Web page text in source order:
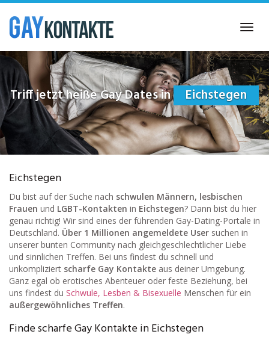
Skip
main
content
Triff jetzt heiße Gay Dates in Eichstegen
Eichstegen
Du bist auf der Suche nach schwulen Männern, lesbischen
Frauen und LGBT-Kontakten in Eichstegen? Dann bist du hier
genau richtig! Wir sind eines der führenden Gay-Dating-Portale in
Deutschland. Über 1 Millionen angemeldete User suchen in
unserer bunten Community nach gleichgeschlechtlicher Liebe
und sinnlichen Treffen. Bei uns findest du schnell und
unkompliziert scharfe Gay Kontakte aus deiner Umgebung.
Ganz egal ob erotisches Abenteuer oder feste Beziehung, bei
uns findest du Schwule, Lesben & Bisexuelle Menschen für ein
außergewöhnliches Treffen.
Finde scharfe Gay Kontakte in Eichstegen